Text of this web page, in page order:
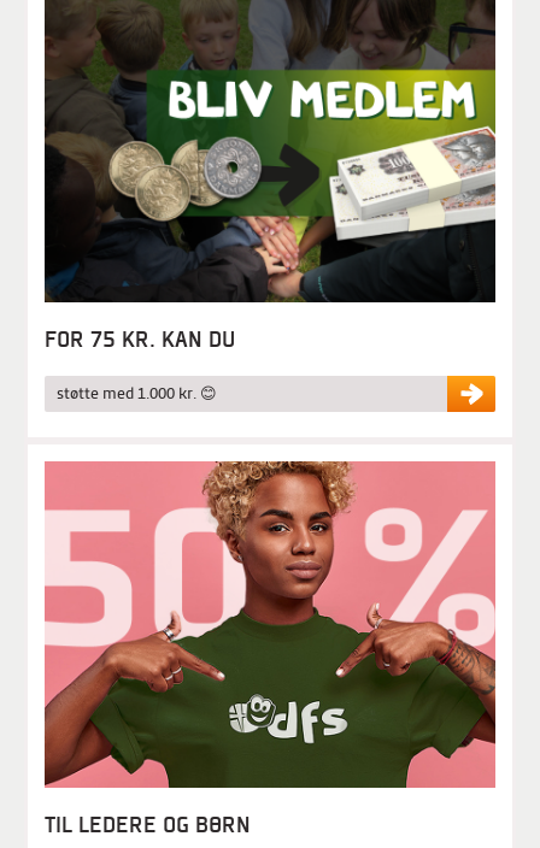
FOR 75 KR. KAN DU
støtte med 1.000 kr. 😊
TIL LEDERE OG BØRN